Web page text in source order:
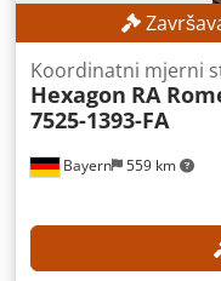
Bayern 559 km
Koordinatni mjerni
Hexagon RA
7525-1393-FA